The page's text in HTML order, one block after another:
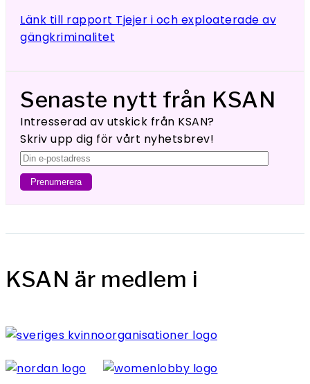
Länk till rapport Tjejer i och exploaterade av
gängkriminalitet
Senaste nytt från KSAN
Intresserad av utskick från KSAN?
Skriv upp dig för vårt nyhetsbrev!
KSAN är medlem i